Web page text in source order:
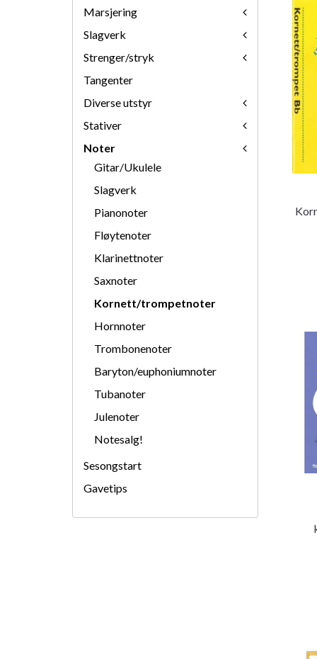
Marsjering
Slagverk
Strenger/stryk
Tangenter
Diverse utstyr
Stativer
Noter
Gitar/Ukulele
Slagverk
Pianonoter
Fløytenoter
Klarinettnoter
Saxnoter
Kornett/trompetnoter
Hornnoter
Trombonenoter
Baryton/euphoniumnoter
Tubanoter
Julenoter
Notesalg!
Sesongstart
Gavetips